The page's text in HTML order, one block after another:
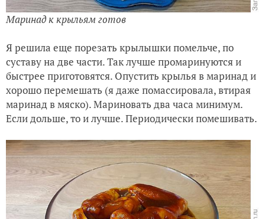
Маринад к крыльям готов
Я решила еще порезать крылышки помельче, по
суставу на две части. Так лучше промаринуются и
быстрее приготовятся. Опустить крылья в маринад и
хорошо перемешать (я даже помассировала, втирая
маринад в мяско). Мариновать два часа минимум.
Если дольше, то и лучше. Периодически помешивать.